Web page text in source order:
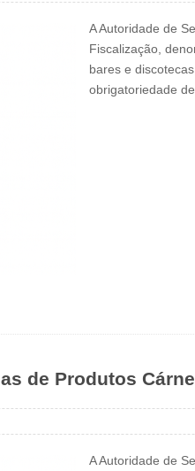
A Autoridade de
Fiscalização,
bares e
obrigatoriedade
de Produtos
A Autoridade de